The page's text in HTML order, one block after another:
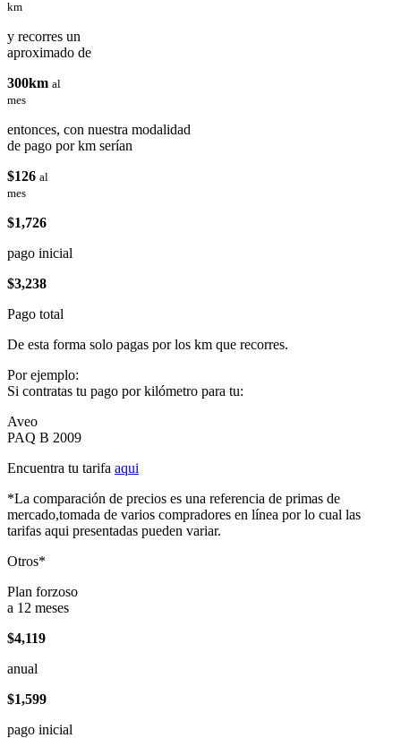
km
y recorres un
aproximado de
300km al
mes
entonces, con nuestra modalidad
de pago por km serían
$126 al
mes
$1,726
pago inicial
$3,238
Pago total
De esta forma solo pagas por los km que recorres.
Por ejemplo:
Si contratas tu pago por kilómetro para tu:
Aveo
PAQ B 2009
Encuentra tu tarifa aqui
*La comparación de precios es una referencia de primas de
mercado,tomada de varios compradores en línea por lo cual las
tarifas aqui presentadas pueden variar.
Otros*
Plan forzoso
a 12 meses
$4,119
anual
$1,599
pago inicial